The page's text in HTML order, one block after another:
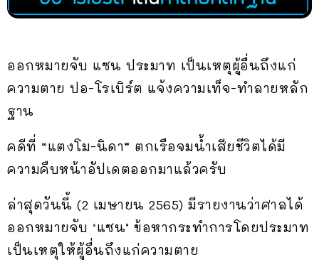
ออกหมายจับ แซน ประมาท เป็นเหตุผู้อื่นถึงแก่
ความตาย ปอ-โรเบิร์ต แจ้งความเท็จ-ทำลายหลัก
ฐาน
คดีที่ “แตงโม-นิดา” ตกเรือจมน้ำเสียชีวิตได้มี
ความคืบหน้าอัปเดตออกมาแล้วครับ
ล่าสุดวันนี้ (2 เมษายน 2565) มีรายงานว่าศาลได้
ออกหมายจับ ‘แซน’ ข้อหากระทำการโดยประมาท
เป็นเหตุให้ผู้อื่นถึงแก่ความตาย